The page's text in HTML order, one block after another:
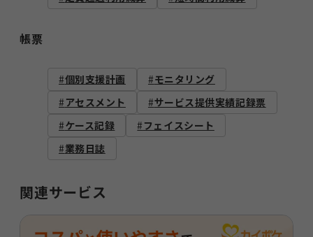
帳票
個別支援計画
モニタリング
アセスメント
サービス提供実績記録票
ケース記録
フェイスシート
業務日誌
関連サービス